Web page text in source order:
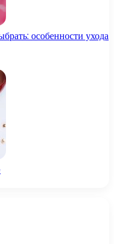
особенности ухода